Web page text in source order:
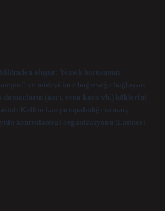
oluşur: Yemek borusunun
ve mideyi ince bağırsağa bağlayan
(aort, vena kava vb.) köklerini
Kalbin kan pompaladığı zaman,
kontralateral organizasyonu (Latince: